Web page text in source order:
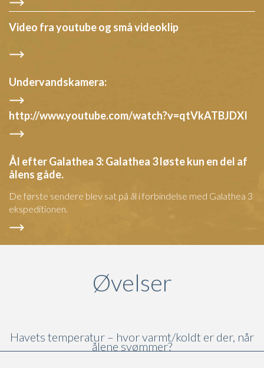
Video fra youtube og små videoklip
Undervandskamera:
http://www.youtube.com/watch?v=qtVkATBJDXI
Ål efter Galathea 3: Galathea 3 løste kun en del af
ålens gåde.
De første sendere blev sat på ål i forbindelse med Galathea 3
ekspeditionen.
Øvelser
Havets temperatur – hvor varmt/koldt er der, når
ålene svømmer?